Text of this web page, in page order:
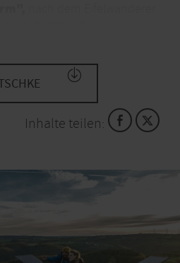
über die Höhenzüge
Rur mit dem Staubecken
Rand der Eifel hinaus in die
Bucht.
und kleine Besucher
diverse Holzspielgeräte
Entdecken der hiesigen
ebenfalls den Besuch
einer Wanderung auf
Inhalte teilen: